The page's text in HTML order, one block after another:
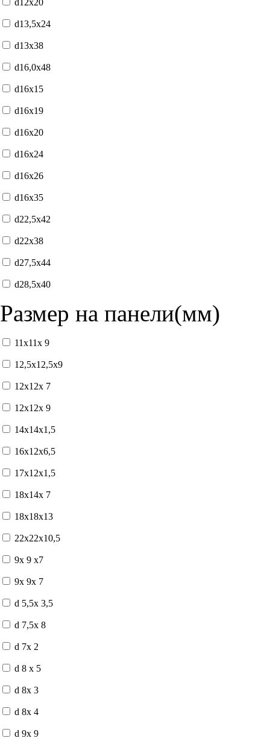
d13,5x24
d13x38
d16,0x48
d16x15
d16x19
d16x20
d16x24
d16x26
d16x35
d22,5x42
d22x38
d27,5x44
d28,5x40
Размер на панели(мм)
11x11x 9
12,5x12,5x9
12x12x 7
12x12x 9
14x14x1,5
16x12x6,5
17x12x1,5
18x14x 7
18x18x13
22x22x10,5
9x 9 x7
9x 9x 7
d 5,5x 3,5
d 7,5x 8
d 7x 2
d 8 x 5
d 8x 3
d 8x 4
d 9x 9